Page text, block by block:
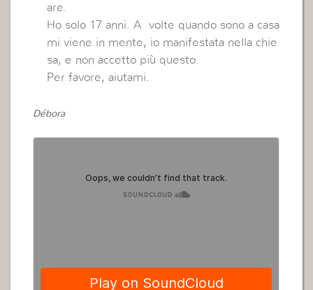
are.
Ho solo 17 anni. A volte quando sono a casa
mi viene in mente, io manifestata nella chie
sa, e non accetto più questo.
Per favore, aiutami.
Débora